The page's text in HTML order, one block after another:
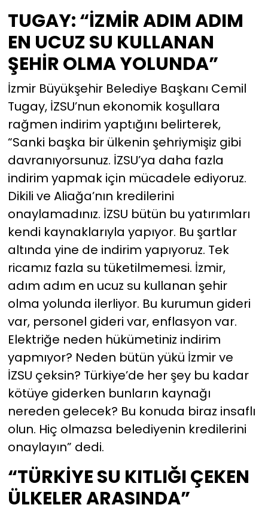
TUGAY: “İZMİR ADIM ADIM
EN UCUZ SU KULLANAN
ŞEHİR OLMA YOLUNDA”
İzmir Büyükşehir Belediye Başkanı Cemil
Tugay, İZSU’nun ekonomik koşullara
rağmen indirim yaptığını belirterek,
“Sanki başka bir ülkenin şehriymişiz gibi
davranıyorsunuz. İZSU’ya daha fazla
indirim yapmak için mücadele ediyoruz.
Dikili ve Aliağa’nın kredilerini
onaylamadınız. İZSU bütün bu yatırımları
kendi kaynaklarıyla yapıyor. Bu şartlar
altında yine de indirim yapıyoruz. Tek
ricamız fazla su tüketilmemesi. İzmir,
adım adım en ucuz su kullanan şehir
olma yolunda ilerliyor. Bu kurumun gideri
var, personel gideri var, enflasyon var.
Elektriğe neden hükümetiniz indirim
yapmıyor? Neden bütün yükü İzmir ve
İZSU çeksin? Türkiye’de her şey bu kadar
kötüye giderken bunların kaynağı
nereden gelecek? Bu konuda biraz insaflı
olun. Hiç olmazsa belediyenin kredilerini
onaylayın” dedi.
“TÜRKİYE SU KITLIĞI ÇEKEN
ÜLKELER ARASINDA”